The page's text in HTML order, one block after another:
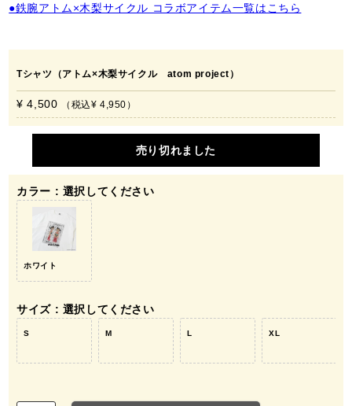
●鉄腕アトム×木梨サイクル コラボアイテム一覧はこちら
Tシャツ（アトム×木梨サイクル atom project）
¥ 4,500 税込¥ 4,950
売り切れました
カラー 選択してください
ホワイト
サイズ 選択してください
S M L XL